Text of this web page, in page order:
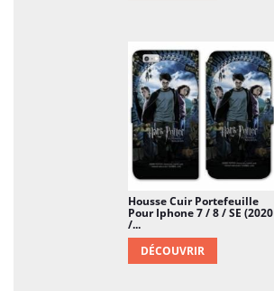
Housse Cuir Portefeuille
Pour Iphone 7 / 8 / SE (2020
/...
DÉCOUVRIR